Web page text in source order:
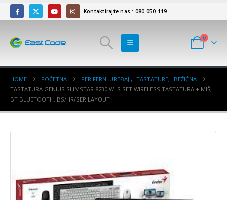
Kontaktirajte nas : 080 050 119
0
HOME POČETNA PERIFERNI UREĐAJI, TASTATURE,
BEŽIČNA
TASTATURA GENIUS SLIMSTAR 8230 WLS SET WIRELESS TASTATURA + MIŠ,
BT BLUETOOTH, BS/HR/SER LAYOUT